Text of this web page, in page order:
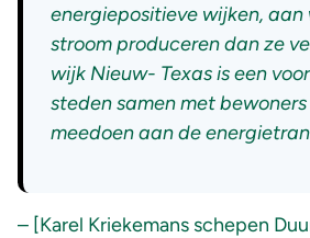
energiepositieve wijken, aan
stroom produceren dan ze
wijk Nieuw- Texas is een
steden samen met
meedoen aan de
– [Karel Kriekemans schepen